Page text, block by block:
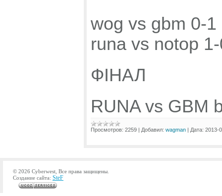
wog vs gbm 0-1
runa vs notop
ФІНАЛ
RUNA vs GBM
Просмотров: 2259 | Добавил: wagman | Дата: 2013-
© 2026 Cyberwest, Все права защищены.
Создание сайта: SteF